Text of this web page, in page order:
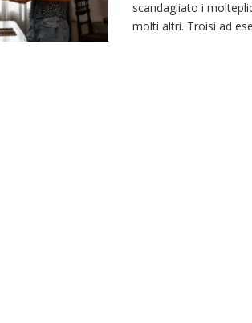
scandagliato i
molti altri. Troisi ad